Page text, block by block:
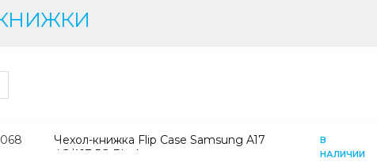
Чехол-книжка Flip Case Samsung A17
4G/A17 5G Black
В
НАЛИЧИИ